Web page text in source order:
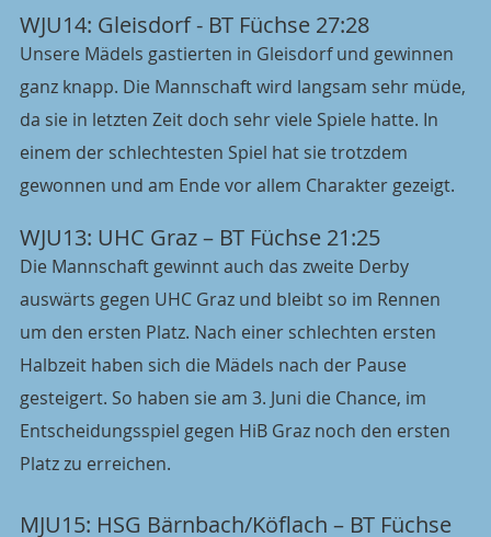
WJU14: Gleisdorf - BT Füchse 27:28
Unsere Mädels gastierten in Gleisdorf und gewinnen
ganz knapp. Die Mannschaft wird langsam sehr müde,
da sie in letzten Zeit doch sehr viele Spiele hatte. In
einem der schlechtesten Spiel hat sie trotzdem
gewonnen und am Ende vor allem Charakter gezeigt.
WJU13: UHC Graz – BT Füchse 21:25
Die Mannschaft gewinnt auch das zweite Derby
auswärts gegen UHC Graz und bleibt so im Rennen
um den ersten Platz. Nach einer schlechten ersten
Halbzeit haben sich die Mädels nach der Pause
gesteigert. So haben sie am 3. Juni die Chance, im
Entscheidungsspiel gegen HiB Graz noch den ersten
Platz zu erreichen.
MJU15: HSG Bärnbach/Köflach – BT Füchse